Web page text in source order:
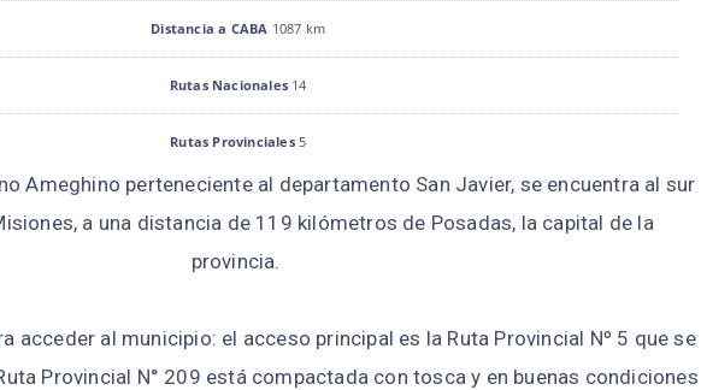
Distancia a CABA 1087 km
Rutas Nacionales14
Rutas Provinciales5
Ubicación 27°33'50.85"S 55° 8'11.89"O
Ameghino perteneciente al departamento San Javier, se encuentra al sur
a una distancia de 119 kilómetros de Posadas, la capital de la
provincia.
acceder al municipio: el acceso principal es la Ruta Provincial Nº 5 que se
Provincial N° 209 está compactada con tosca y en buenas condiciones